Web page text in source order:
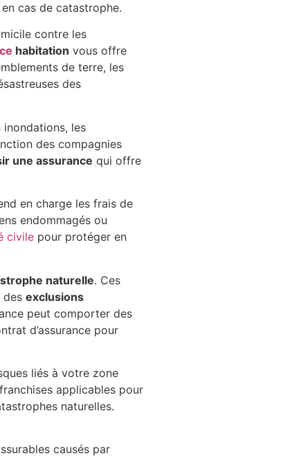
cas de catastrophe.
contre les
habitation vous offre
de terre, les
des
inondations, les
des compagnies
une assurance qui offre
en charge les frais de
endommagés ou
civile pour protéger en
naturelle. Ces
des exclusions
peut comporter des
d’assurance pour
liés à votre zone
applicables pour
naturelles.
causés par